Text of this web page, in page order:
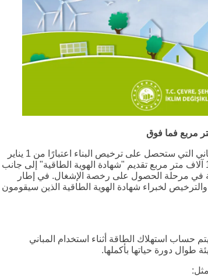
وفقًا للائحة الجديدة، سيكون من الإلزامي للمباني التي ستحصل على ترخيص البناء اعتبارًا من 1 يناير
2027 وتبلغ مساحة بنائها الإجمالية أكثر من 10 آلاف متر مربع تقديم "شهادة الهوية الطاقية" إلى جانب
في مرحلة الحصول على رخصة الإشغال. في إطار
لخبراء شهادة الهوية الطاقية الذين سيقومون
حساب استهلاك الطاقة أثناء استخدام المباني
دورة حياتها بأكملها.